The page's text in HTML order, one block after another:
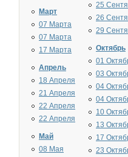
Март
07 Марта
07 Марта
17 Марта
Апрель
18 Апреля
21 Апреля
22 Апреля
22 Апреля
Май
08 Мая
25
26
29
Октябрь
01
03
04
04
10
13
17
23